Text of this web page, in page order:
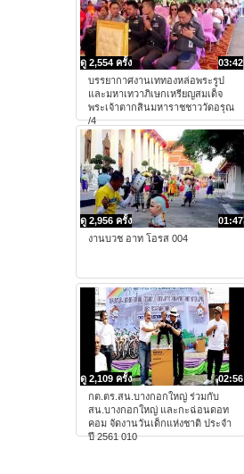
03:42
ดู 2,554 ครั้ง
บรรยากาศงานเททองหล่อพระรูป
และมหาเทวาภิเษกเหรียญสมเด็จ
พระเจ้าตากสินมหาราชชาววัดอรุณ
/4
01:47
ดู 2,956 ครั้ง
งานบวช อาท โอรส 004
02:56
ดู 2,109 ครั้ง
กต.ตร.สน.บางกอกใหญ่ ร่วมกับ
สน.บางกอกใหญ่ และกะฉ่อนดอท
คอม จัดงานวันเด็กแห่งชาติ ประจำ
ปี 2561 010